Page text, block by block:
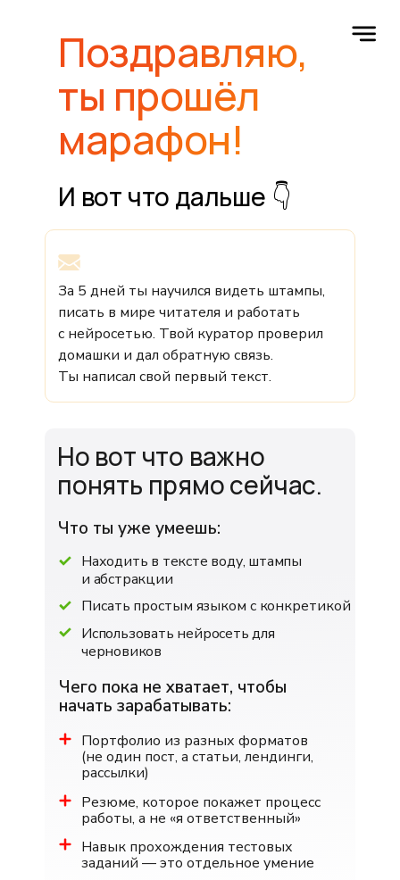
Поздравляю,
ты прошёл
марафон!
И вот что дальше 👇
Навык прохождения тестовых
заданий — это отдельное умение
Резюме, которое покажет процесс
работы, а не «я ответственный»
Портфолио из разных форматов
(не один пост, а статьи, лендинги,
рассылки)
Использовать нейросеть для
черновиков
Писать простым языком с конкретикой
Чего пока не хватает, чтобы
начать зарабатывать:
Но вот что важно
понять прямо сейчас.
Что ты уже умеешь:
Находить в тексте воду, штампы
и абстракции
За 5 дней ты научился видеть штампы,
писать в мире читателя и работать
с нейросетью. Твой куратор проверил
домашки и дал обратную связь.
Ты написал свой первый текст.